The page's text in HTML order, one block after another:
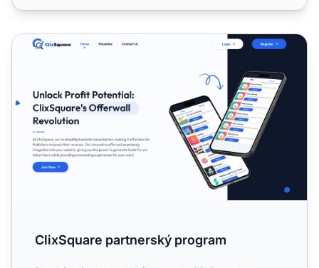
ClixSquare partnerský program
ClixSquare partnerský program